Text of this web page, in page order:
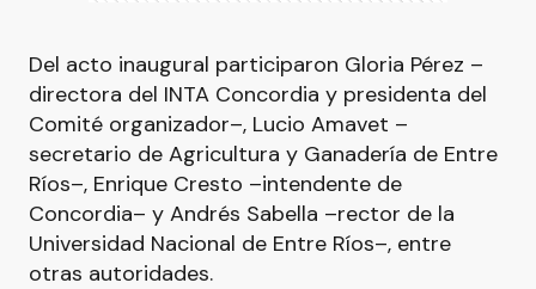
Del acto inaugural participaron Gloria Pérez –
directora del INTA Concordia y presidenta del
Comité organizador–, Lucio Amavet –
secretario de Agricultura y Ganadería de Entre
Ríos–, Enrique Cresto –intendente de
Concordia– y Andrés Sabella –rector de la
Universidad Nacional de Entre Ríos–, entre
otras autoridades.